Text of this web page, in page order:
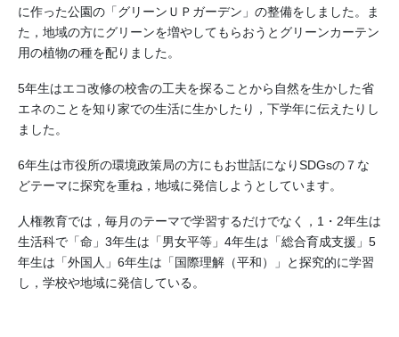
に作った公園の「グリーンＵＰガーデン」の整備をしました。ま
た，地域の方にグリーンを増やしてもらおうとグリーンカーテン
用の植物の種を配りました。
5年生はエコ改修の校舎の工夫を探ることから自然を生かした省
エネのことを知り家での生活に生かしたり，下学年に伝えたりし
ました。
6年生は市役所の環境政策局の方にもお世話になりSDGsの７な
どテーマに探究を重ね，地域に発信しようとしています。
人権教育では，毎月のテーマで学習するだけでなく，1・2年生は
生活科で「命」3年生は「男女平等」4年生は「総合育成支援」5
年生は「外国人」6年生は「国際理解（平和）」と探究的に学習
し，学校や地域に発信している。